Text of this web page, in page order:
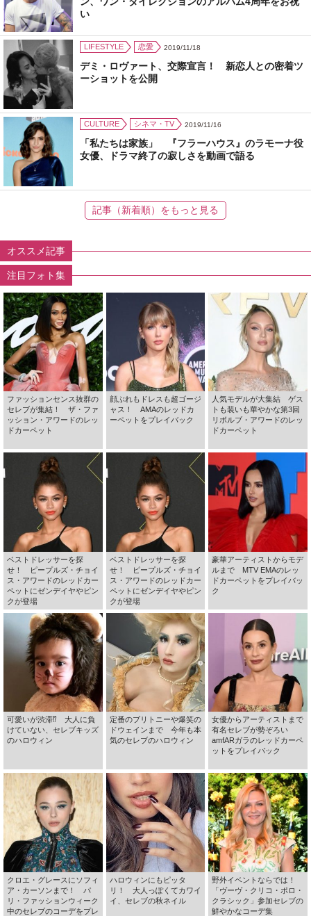
い
LIFESTYLE 恋愛 2019/11/18
デミ・ロヴァート、交際宣言！ 新恋人との密着ツ
ーショットを公開
CULTURE シネマ・TV 2019/11/16
「私たちは家族」 『フラーハウス』のラモーナ役
女優、ドラマ終了の寂しさを動画で語る
記事（新着順）をもっと見る
オススメ記事
注目フォト集
ファッションセンス抜群の
セレブが集結！ ザ・ファ
ッション・アワードのレッ
ドカーペット
顔ぶれもドレスも超ゴージ
ャス！ AMAのレッドカ
ーペットをプレイバック
人気モデルが大集結 ゲス
トも装いも華やかな第3回
リボルブ・アワードのレッ
ドカーペット
ベストドレッサーを探
せ！ ピープルズ・チョイ
ス・アワードのレッドカー
ペットにゼンデイヤやピン
クが登場
ベストドレッサーを探
せ！ ピープルズ・チョイ
ス・アワードのレッドカー
ペットにゼンデイヤやピン
クが登場
豪華アーティストからモデ
ルまで MTV EMAのレッ
ドカーペットをプレイバッ
ク
可愛いが渋滞⁉ 大人に負
けていない、セレブキッズ
のハロウィン
定番のブリトニーや爆笑の
ドウェインまで 今年も本
気のセレブのハロウィン
女優からアーティストまで
有名セレブが勢ぞろい
amfARガラのレッドカーペ
ットをプレイバック
クロエ・グレースにソフィ
ア・カーソンまで！ パ
リ・ファッションウィーク
中のセレブのコーデをプレ
ハロウィンにもピッタ
リ！ 大人っぽくてカワイ
イ、セレブの秋ネイル
野外イベントならでは！
「ヴーヴ・クリコ・ポロ・
クラシック」参加セレブの
鮮やかなコーデ集